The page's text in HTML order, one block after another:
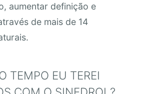
aumentar definição e
de mais de 14
TEMPO EU TEREI